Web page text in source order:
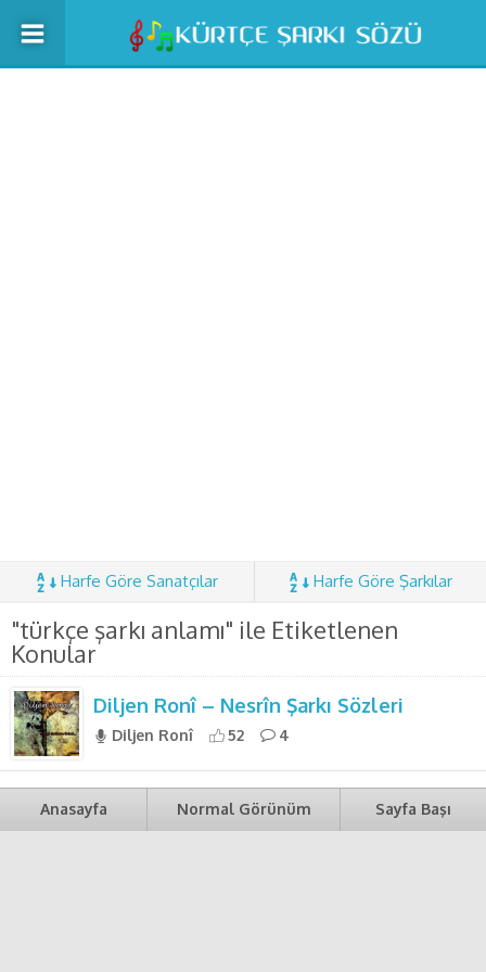
Harfe Göre Sanatçılar Harfe Göre Şarkılar
"türkçe şarkı anlamı" ile Etiketlenen
Konular
Diljen Ronî – Nesrîn Şarkı Sözleri
Diljen Ronî 52 4
Anasayfa Normal Görünüm Sayfa Başı